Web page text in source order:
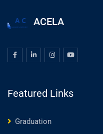
ACELA
Featured Links
Graduation